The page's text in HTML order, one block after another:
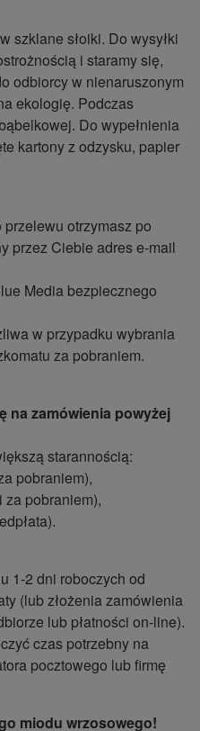
szklane słoiki. Do wysyłki
i staramy się,
odbiorcy w nienaruszonym
ekologię. Podczas
Do wypełnienia
kartony z odzysku, papier
otrzymasz po
przez Ciebie adres e-mail
Media bezpiecznego
w przypadku wybrania
za pobraniem.
na zamówienia powyżej
starannością:
pobraniem),
za pobraniem),
1-2 dni roboczych od
(lub złożenia zamówienia
lub płatności on-line).
czas potrzebny na
pocztowego lub firmę
miodu wrzosowego!